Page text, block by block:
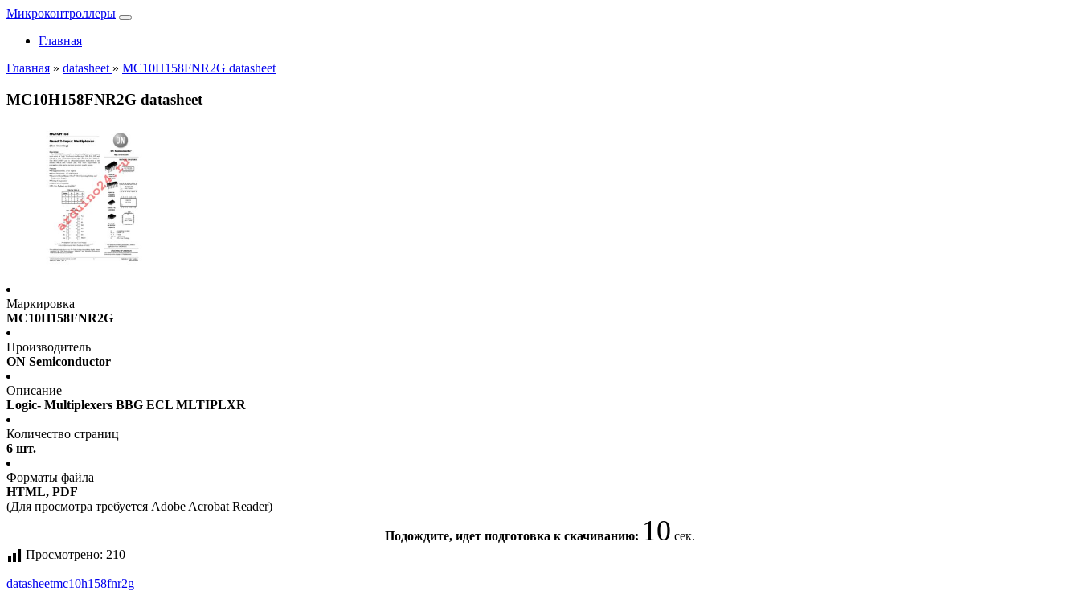
Микроконтроллеры
Главная
Главная » datasheet » MC10H158FNR2G datasheet
MC10H158FNR2G datasheet
Маркировка
MC10H158FNR2G
Производитель
ON Semiconductor
Описание
Logic- Multiplexers BBG ECL MLTIPLXR
Количество страниц
6 шт.
Форматы файла
HTML, PDF
(Для просмотра требуется Adobe Acrobat Reader)
Подождите, идет подготовка к скачиванию: 10 сек.
Просмотрено: 210
datasheetmc10h158fnr2g